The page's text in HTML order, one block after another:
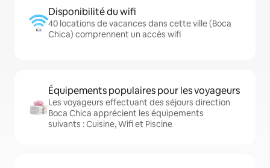
Disponibilité du wifi
40 locations de vacances dans cette ville (Boca
Chica) comprennent un accès wifi
Équipements populaires pour les voyageurs
Les voyageurs effectuant des séjours direction
Boca Chica apprécient les équipements
suivants : Cuisine, Wifi et Piscine